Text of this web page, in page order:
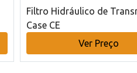
Filtro Hidráulico de
Case CE
Ver Preço